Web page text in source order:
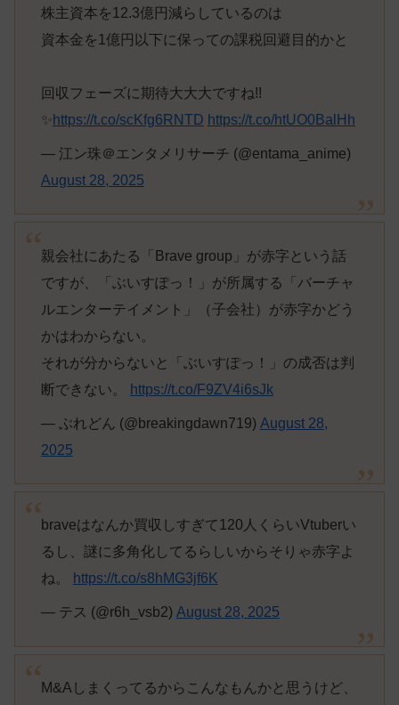
株主資本を12.3億円減らしているのは
資本金を1億円以下に保っての課税回避目的かと
回収フェーズに期待大大大ですね!!
✨ https://t.co/scKfg6RNTD https://t.co/htUO0BalHh
— 江ン珠＠エンタメリサーチ (@entama_anime)
August 28, 2025
親会社にあたる「Brave group」が赤字という話
ですが、「ぶいすぽっ！」が所属する「バーチャ
ルエンターテイメント」（子会社）が赤字かどう
かはわからない。
それが分からないと「ぶいすぽっ！」の成否は判
断できない。
https://t.co/F9ZV4i6sJk
— ぶれどん (@breakingdawn719) August 28,
2025
braveはなんか買収しすぎて120人くらいVtuberい
るし、謎に多角化してるらしいからそりゃ赤字よ
ね。
https://t.co/s8hMG3jf6K
— テス (@r6h_vsb2) August 28, 2025
M&Aしまくってるからこんなもんかと思うけど、